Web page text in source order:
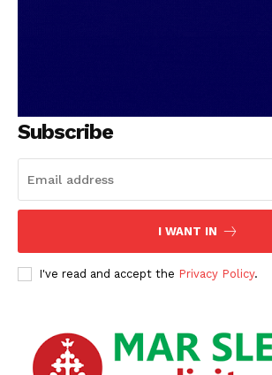
Subscribe
I WANT IN
I've read and accept the Privacy Policy.